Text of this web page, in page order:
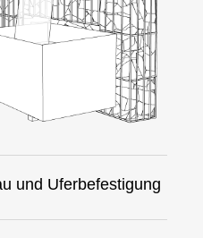
und Uferbefestigung